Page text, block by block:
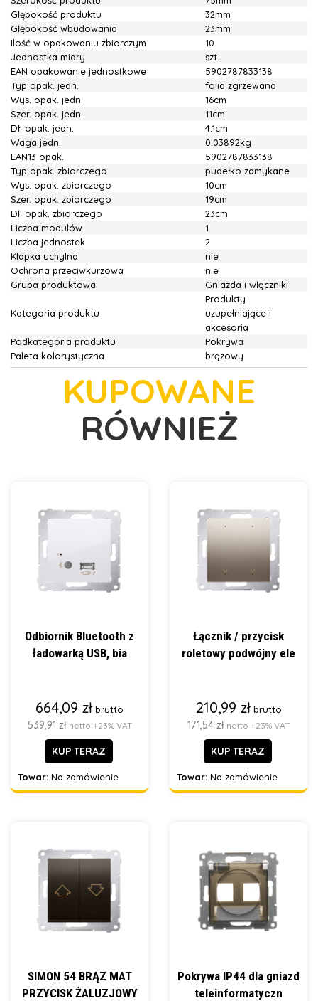
Głębokość produktu
32mm
Głębokość wbudowania
23mm
Ilość w opakowaniu zbiorczym
10
Jednostka miary
szt.
EAN opakowanie jednostkowe
5902787833138
Typ opak. jedn.
folia zgrzewana
Wys. opak. jedn.
16cm
Szer. opak. jedn.
11cm
Dł. opak. jedn.
4.1cm
Waga jedn.
0.03892kg
EAN13 opak.
5902787833138
Typ opak. zbiorczego
pudełko zamykane
Wys. opak. zbiorczego
10cm
Szer. opak. zbiorczego
19cm
Dł. opak. zbiorczego
23cm
Liczba modulów
1
Liczba jednostek
2
Klapka uchylna
nie
Ochrona przeciwkurzowa
nie
Grupa produktowa
Gniazda i włączniki
Kategoria produktu
Produkty
uzupełniające i
akcesoria
Podkategoria produktu
Pokrywa
Paleta kolorystyczna
brązowy
KUPOWANE
RÓWNIEŻ
Odbiornik Bluetooth z
ładowarką USB, bia
664,09 zł brutto
539,91 zł netto +23% VAT
KUP TERAZ
Towar: Na zamówienie
Łącznik / przycisk
roletowy podwójny ele
210,99 zł brutto
171,54 zł netto +23% VAT
KUP TERAZ
Towar: Na zamówienie
SIMON 54 BRĄZ MAT
PRZYCISK ŻALUZJOWY
Pokrywa IP44 dla gniazd
teleinformatyczn